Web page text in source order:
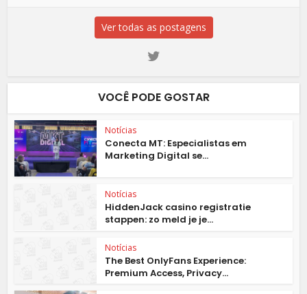
Ver todas as postagens
VOCÊ PODE GOSTAR
Notícias
Conecta MT: Especialistas em
Marketing Digital se...
Notícias
HiddenJack casino registratie
stappen: zo meld je je...
Notícias
The Best OnlyFans Experience:
Premium Access, Privacy...